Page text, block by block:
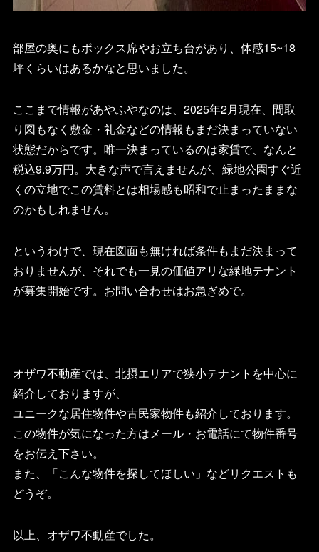
部屋の奥にもボックス席やお立ち台があり、体感15~18
坪くらいはあるかなと思いました。
ここまで情報があやふやなのは、2025年2月現在、間取
り図もなく敷金・礼金などの情報もまだ決まっていない
状態だからです。唯一決まっているのは家賃で、なんと
税込9.9万円。大きな声で言えませんが、緑地公園すぐ近
くの立地でこの賃料とは相場感も昭和で止まったままな
のかもしれません。
というわけで、現在図面も無ければ条件もまだ決まって
おりませんが、それでも一見の価値アリな緑地テナント
が募集開始です。お問い合わせはお急ぎめで。
オザワ不動産では、北摂エリアで狭小テナントを中心に
紹介しておりますが、
ユニークな居住物件や古民家物件も紹介しております。
この物件が気になった方はメール・お電話にて物件番号
をお伝え下さい。
また、「こんな物件を探してほしい」などリクエストも
どうぞ。
以上、オザワ不動産でした。